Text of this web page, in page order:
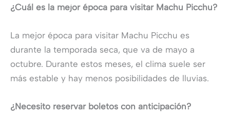
¿Cuál es la mejor época para visitar Machu Picchu?
La mejor época para visitar Machu Picchu es
durante la temporada seca, que va de mayo a
octubre. Durante estos meses, el clima suele ser
más estable y hay menos posibilidades de lluvias.
¿Necesito reservar boletos con anticipación?